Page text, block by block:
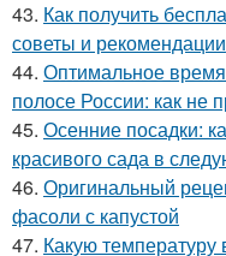
43. Как получить
советы и рекомендации
44. Оптимальное
полосе России: как не
45. Осенние посадки:
красивого сада в
46. Оригинальный
фасоли с капустой
47. Какую температуру